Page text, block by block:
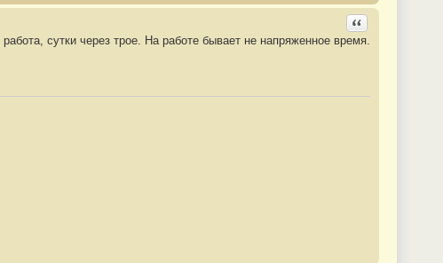
Ответить с
сутки через трое. На работе бывает не напряженное время.